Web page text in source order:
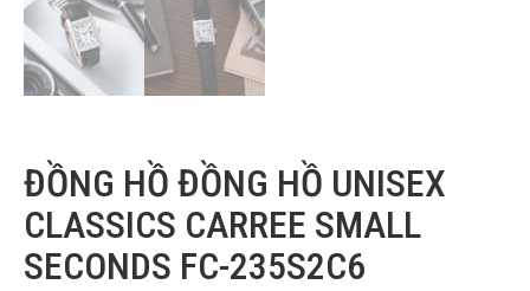
ĐỒNG HỒ ĐỒNG HỒ UNISEX
CLASSICS CARREE SMALL
SECONDS FC-235S2C6